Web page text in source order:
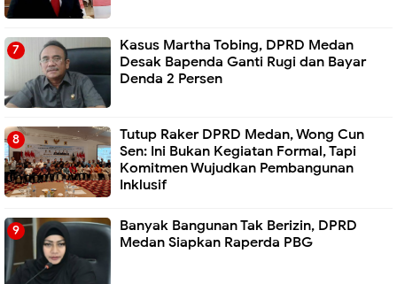
Kasus Martha Tobing, DPRD Medan
Desak Bapenda Ganti Rugi dan Bayar
Denda 2 Persen
Tutup Raker DPRD Medan, Wong Cun
Sen: Ini Bukan Kegiatan Formal, Tapi
Komitmen Wujudkan Pembangunan
Inklusif
Banyak Bangunan Tak Berizin, DPRD
Medan Siapkan Raperda PBG